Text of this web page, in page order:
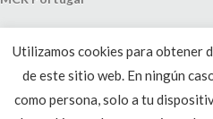
João V, 24
1250-091 Lisboa, Portugal
Telf: +351 220 993 033
Utilizamos cookies para obtener
de este sitio web. En ningún
como persona, solo a tu